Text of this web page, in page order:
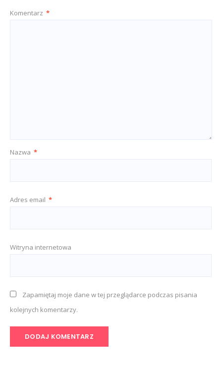
Komentarz *
Nazwa *
Adres email *
Witryna internetowa
Zapamiętaj moje dane w tej przeglądarce podczas pisania
kolejnych komentarzy.